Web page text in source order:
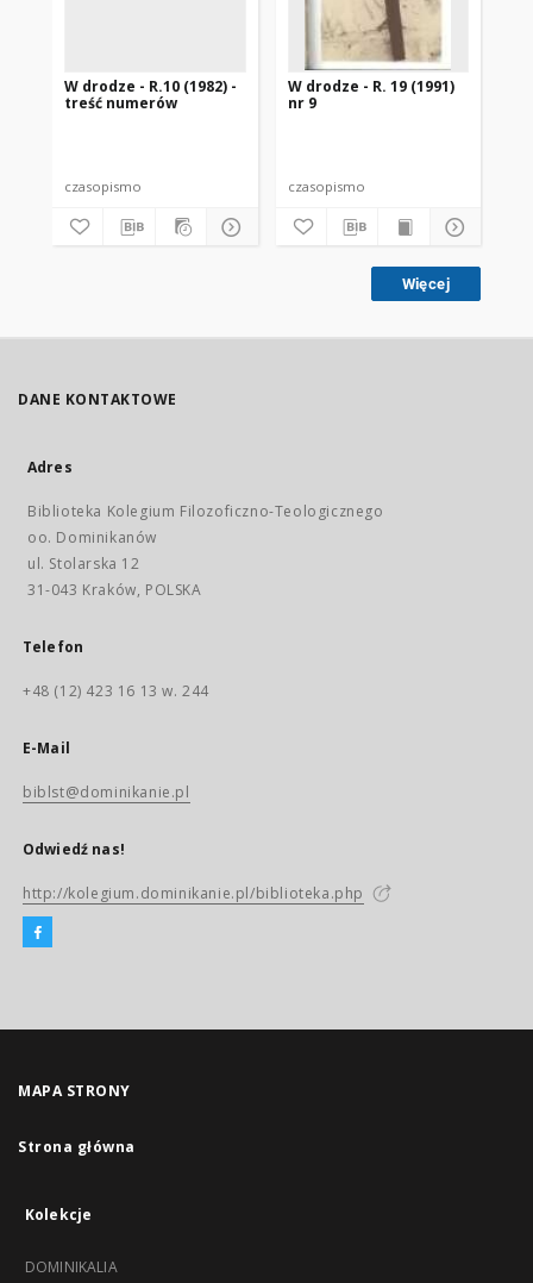
W drodze - R.10 (1982) -
treść numerów
czasopismo
W drodze - R. 19 (1991)
nr 9
czasopismo
Więcej
DANE KONTAKTOWE
Adres
Biblioteka Kolegium Filozoficzno-Teologicznego
oo. Dominikanów
ul. Stolarska 12
31-043 Kraków, POLSKA
Telefon
+48 (12) 423 16 13 w. 244
E-Mail
biblst@dominikanie.pl
Odwiedź nas!
http://kolegium.dominikanie.pl/biblioteka.php
MAPA STRONY
Strona główna
Kolekcje
DOMINIKALIA